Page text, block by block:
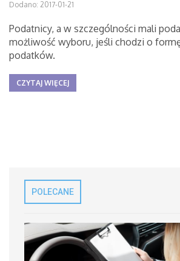
Dodano: 2017-01-21
Podatnicy, a w szczególności mali
możliwość wyboru, jeśli chodzi o
podatków.
CZYTAJ WIĘCEJ
POLECANE